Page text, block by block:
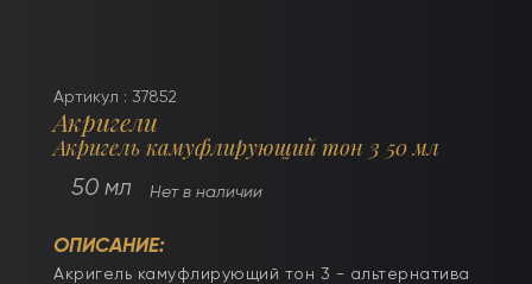
Артикул : 37852
Акригели
Акригель камуфлирующий тон 3 50 мл
50 мл Нет в наличии
ОПИСАНИЕ:
Акригель камуфлирующий тон 3 - альтернатива